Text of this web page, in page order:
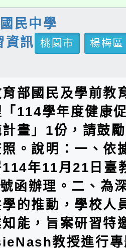
民中學
資訊
桃園市
楊梅區
部國民及學前教
114學年度健康
畫」1份，請鼓
。說明：一、依
年11月21日臺
函辦理。二、為
的推動，學校人
能，旨案研習特
教授進行